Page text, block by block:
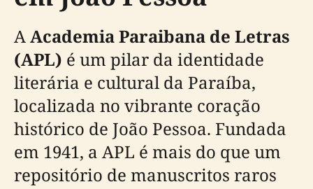
AAcademia Paraibana de Letras
(APL) é um pilar da identidade
literária e cultural da Paraíba,
localizada no vibrante coração
histórico de João Pessoa. Fundada
em 1941, a APL é mais do que um
repositório de manuscritos raros